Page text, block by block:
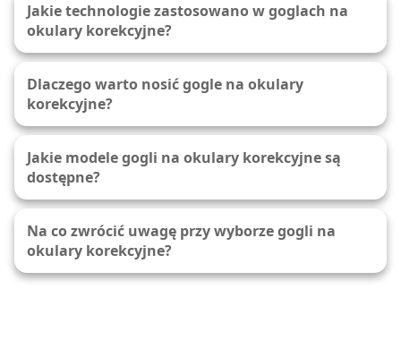
Jakie technologie zastosowano w goglach na
okulary korekcyjne?
Dlaczego warto nosić gogle na okulary
korekcyjne?
Jakie modele gogli na okulary korekcyjne są
dostępne?
Na co zwrócić uwagę przy wyborze gogli na
okulary korekcyjne?